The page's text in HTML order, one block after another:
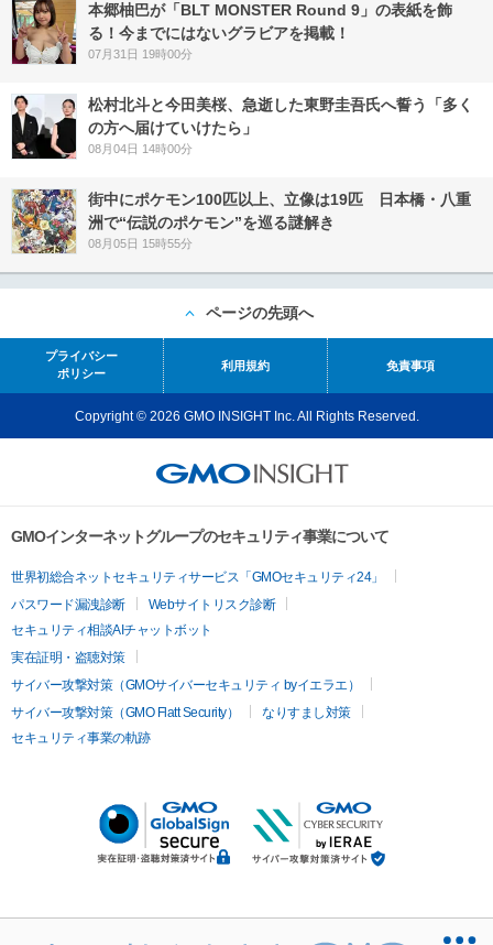
本郷柚巴が「BLT MONSTER Round 9」の表紙を飾
る！今までにはないグラビアを掲載！
07月31日 19時00分
松村北斗と今田美桜、急逝した東野圭吾氏へ誓う「多く
の方へ届けていけたら」
08月04日 14時00分
街中にポケモン100匹以上、立像は19匹 日本橋・八重
洲で“伝説のポケモン”を巡る謎解き
08月05日 15時55分
ページの先頭へ
プライバシー
ポリシー
利用規約 免責事項
Copyright © 2026 GMO INSIGHT Inc. All Rights Reserved.
GMOインターネットグループのセキュリティ事業について
世界初総合ネットセキュリティサービス「GMOセキュリティ24」
パスワード漏洩診断
Webサイトリスク診断
セキュリティ相談AIチャットボット
実在証明・盗聴対策
サイバー攻撃対策（GMOサイバーセキュリティ byイエラエ）
サイバー攻撃対策（GMO Flatt Security）
なりすまし対策
セキュリティ事業の軌跡